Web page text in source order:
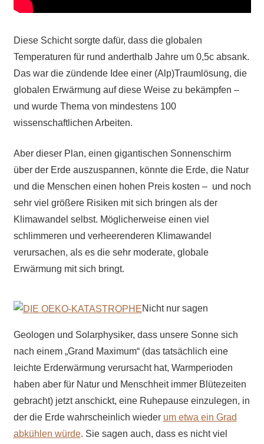
Diese Schicht sorgte dafür, dass die globalen
Temperaturen für rund anderthalb Jahre um 0,5c absank.
Das war die zündende Idee einer (Alp)Traumlösung, die
globalen Erwärmung auf diese Weise zu bekämpfen –
und wurde Thema von mindestens 100
wissenschaftlichen Arbeiten.
Aber dieser Plan, einen gigantischen Sonnenschirm
über der Erde auszuspannen, könnte die Erde, die Natur
und die Menschen einen hohen Preis kosten – und noch
sehr viel größere Risiken mit sich bringen als der
Klimawandel selbst. Möglicherweise einen viel
schlimmeren und verheerenderen Klimawandel
verursachen, als es die sehr moderate, globale
Erwärmung mit sich bringt.
Nicht nur sagen
Geologen und Solarphysiker, dass unsere Sonne sich
nach einem „Grand Maximum“ (das tatsächlich eine
leichte Erderwärmung verursacht hat, Warmperioden
haben aber für Natur und Menschheit immer Blütezeiten
gebracht) jetzt anschickt, eine Ruhepause einzulegen, in
der die Erde wahrscheinlich wieder um etwa ein Grad
abkühlen würde. Sie sagen auch, dass es nicht viel